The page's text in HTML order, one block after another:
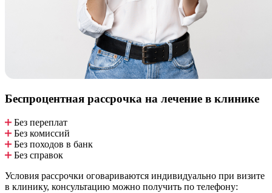
Беспроцентная рассрочка на лечение в клинике
Без переплат
Без комиссий
Без походов в банк
Без справок
Условия рассрочки оговариваются индивидуально при визите
в клинику, консультацию можно получить по телефону: